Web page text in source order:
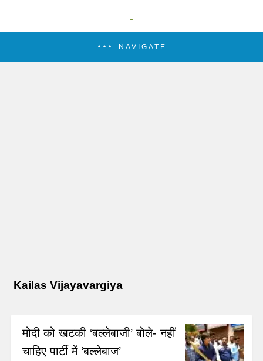
NAVIGATE
Kailas Vijayavargiya
मोदी को खटकी ‘बल्लेबाजी’ बोले- नहीं
चाहिए पार्टी में ‘बल्लेबाज’